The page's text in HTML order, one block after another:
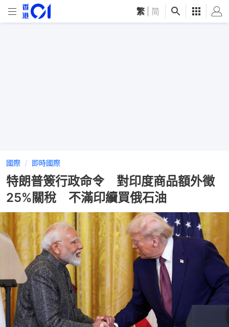
繁 简
國際 即時國際
特朗普簽行政命令 對印度商品額外徵
25%關稅 不滿印續買俄石油